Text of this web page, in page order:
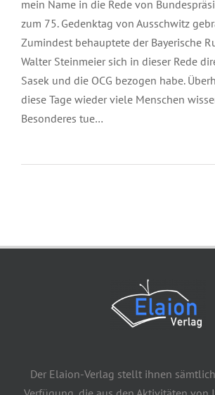
mein Name in die Rede von
zum 75. Gedenktag von Ausschwitz
Zumindest behauptete der Bayerische
Walter Steinmeier sich in dieser Rede
Sasek und die OCG bezogen habe.
diese Tage wieder viele Menschen
Besonderes tue…
Der Elaion-Verlag stellt ihnen